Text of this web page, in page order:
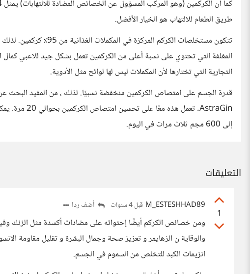
طريق الطعام للالتهاب هو الخيار الأفضل.
تتكون مستخلصات الكركم
المغلفة التي تحتوي على نسبة أعلى من الكركمين تعمل بشكل جيد للاعبي كمال
التجارية التي تختارها لأن المكملات ليس لها لوائح مثل الأدوية.
إلى 600 مجم ثلاث مرات في اليوم.
التعليقات
1
M_ESTESHHAD89 قبل 4 سنوات أضف ردا
والوقاية ن الزهايمر و تعزيز صحة وجمال البشرة و تقليل مقاومة
انزيمات الكبد للتخلص من السموم في الجسم.